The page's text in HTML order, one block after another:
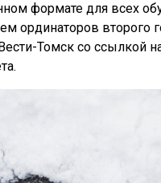
формате для всех
ординаторов второго
Томск со ссылкой